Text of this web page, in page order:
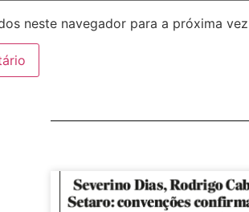
neste navegador para a próxima